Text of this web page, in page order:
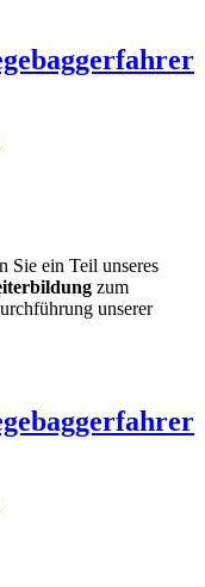
Sie ein Teil unseres
zum
unserer